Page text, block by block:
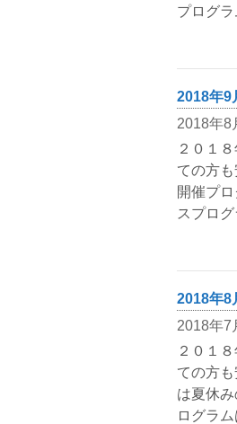
プログ
2018年9
2018年8
２０１
ての方
開催プ
スプロ
2018年8
2018年7
２０１
ての方
は夏休
ログラ